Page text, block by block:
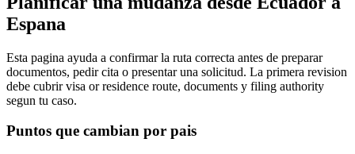
Espana
Esta pagina ayuda a confirmar la ruta correcta antes de preparar
documentos, pedir cita o presentar una solicitud. La primera revision
debe cubrir visa or residence route, documents y filing authority
segun tu caso.
Puntos que cambian por pais